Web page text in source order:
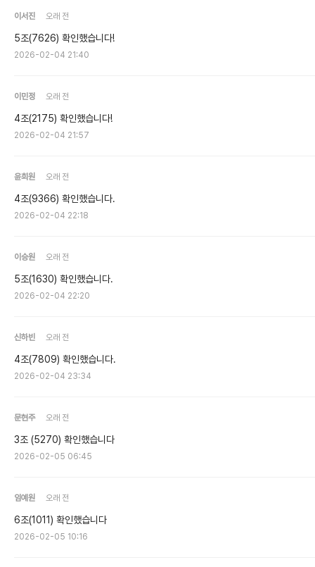
이서진 오래 전
5조(7626) 확인했습니다!
2026-02-04 21:40
이민정 오래 전
4조(2175) 확인했습니다!
2026-02-04 21:57
윤희원 오래 전
4조(9366) 확인했습니다.
2026-02-04 22:18
이승원 오래 전
5조(1630) 확인했습니다.
2026-02-04 22:20
신하빈 오래 전
4조(7809) 확인했습니다.
2026-02-04 23:34
문현주 오래 전
3조 (5270) 확인했습니다
2026-02-05 06:45
임예원 오래 전
6조(1011) 확인했습니다
2026-02-05 10:16